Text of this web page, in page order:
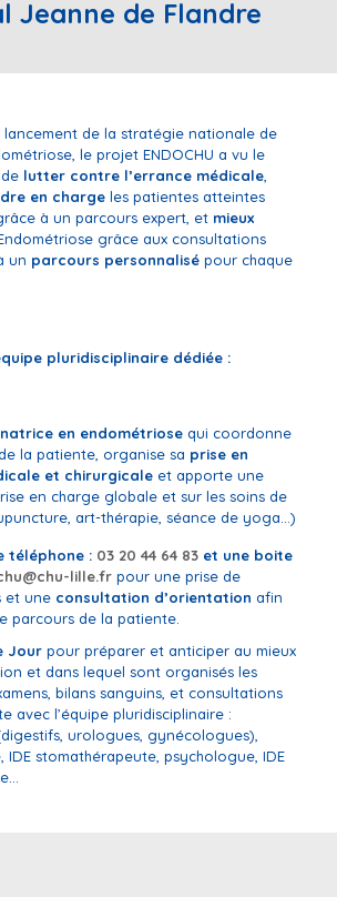
Jeanne de Flandre
lancement de la stratégie nationale de
le projet ENDOCHU a vu le
lutter contre l’errance médicale,
en chargeles patientes atteintes
à un parcours expert, et mieux
grâce aux consultations
un parcours personnalisépour chaque
pluridisciplinaire dédiée :
en endométriosequi coordonne
la patiente, organise sa prise en
et chirurgicaleet apporte une
en charge globale et sur les soins de
art-thérapie, séance de yoga…)
téléphone : 03 20 44 64 83et une boite
lille.fr pour une prise de
et une consultation d’orientation afin
parcours de la patiente.
Jourpour préparer et anticiper au mieux
et dans lequel sont organisés les
bilans sanguins, et consultations
avec l’équipe pluridisciplinaire :
urologues, gynécologues),
IDE stomathérapeute, psychologue, IDE